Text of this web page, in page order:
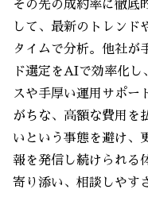
その先の成約率に徹底
して、最新のトレンド
タイムで分析。他社が
ド選定をAIで効率化し
スや手厚い運用サポー
がちな、高額な費用を
いという事態を避け、
報を発信し続けられる
寄り添い、相談しやす